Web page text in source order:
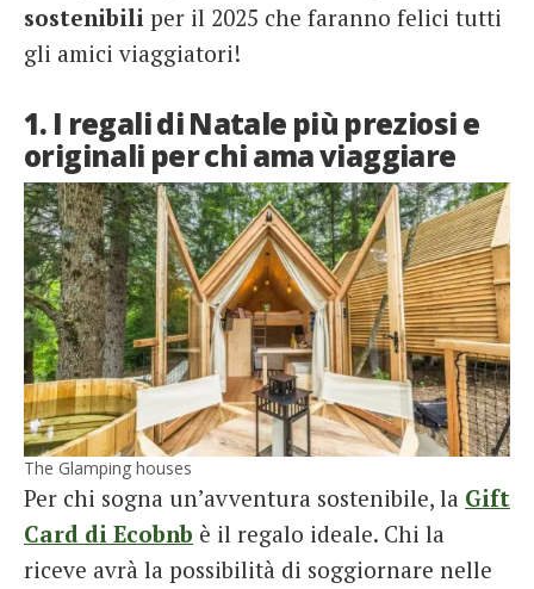
sostenibili per il 2025 che faranno felici tutti
gli amici viaggiatori!
1. I regali di Natale più preziosi e
originali per chi ama viaggiare
The Glamping houses
Per chi sogna un’avventura sostenibile, la Gift
Card di Ecobnb è il regalo ideale. Chi la
riceve avrà la possibilità di soggiornare nelle